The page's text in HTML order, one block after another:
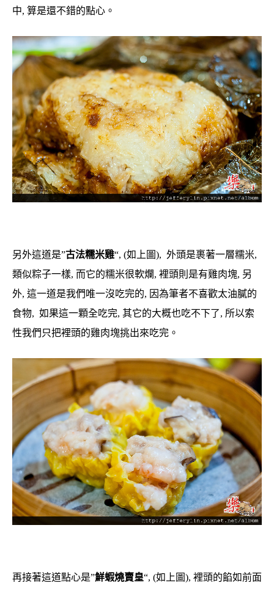
中, 算是還不錯的點心。
另外這道是”古法糯米雞“, (如上圖), 外頭是裹著一層糯米,
類似粽子一樣, 而它的糯米很軟爛, 裡頭則是有雞肉塊, 另
外, 這一道是我們唯一沒吃完的, 因為筆者不喜歡太油膩的
食物, 如果這一顆全吃完, 其它的大概也吃不下了, 所以索
性我們只把裡頭的雞肉塊挑出來吃完。
再接著這道點心是”鮮蝦燒賣皇“, (如上圖), 裡頭的餡如前面